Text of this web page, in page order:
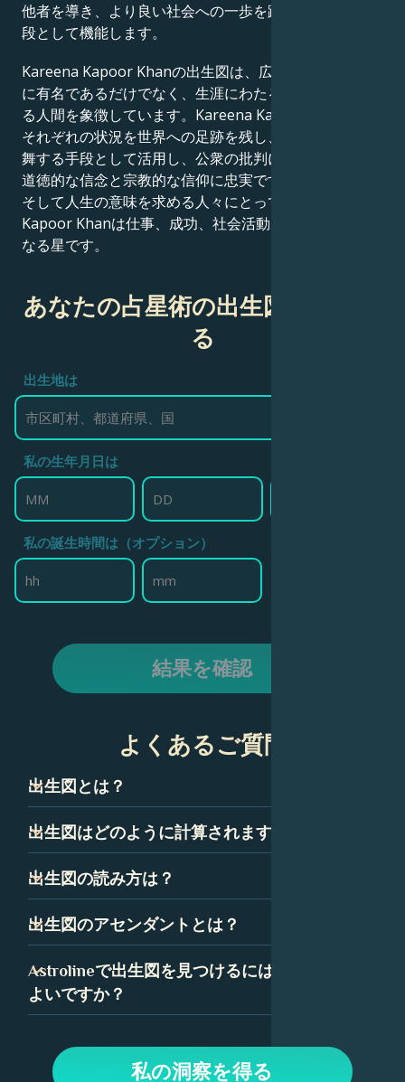
他者を導き、より良い社会への一歩を踏み出すための手
段として機能します。
Kareena Kapoor Khanの出生図は、広義において、単
に有名であるだけでなく、生涯にわたる探求の旅を続け
る人間を象徴しています。Kareena Kapoor Khanは、
それぞれの状況を世界への足跡を残し、周囲の人々を鼓
舞する手段として活用し、公衆の批判にもかかわらず、
道徳的な信念と宗教的な信仰に忠実です。成功、達成、
そして人生の意味を求める人々にとって、Kareena
Kapoor Khanは仕事、成功、社会活動における指針と
なる星です。
あなたの占星術の出生図を作成す
る
出生地は
私の生年月日は
私の誕生時間は（オプション）
結果を確認
よくあるご質問
出生図とは？
出生図は、ネイタルチャートとも呼ばれ、技術的には、あ
なたが生まれた瞬間の空のスナップショットです。星座、
惑星、ハウスを表すいくつかの記号で構成されています。
これらの記号の組み合わせは、あなたの性格と人生の道に
出生図はどのように計算されますか？
出生図は、あなたが生まれた正確な時間、日付、場所に基
づいて計算されます。出生図の精度を確保するために、時
間は可能な限り正確である必要があります。
出生図の読み方は？
出生図を読むことは最初は気が遠くなるように思えるかも
しれませんが、いくつかの簡単な要素に分解できます。惑
星、星座、ハウスはすべて、出生図の中で特定の意味を持
っており、Astrolineでは、各要素の詳細な解釈を見つける
ことができます。
出生図のアセンダントとは？
アセンダント、つまり上昇宮は、あなたが生まれたときに
東の地平線上に昇っていた星座です。あなたの出生図で
は、アセンダントはあなたの人生に対する態度と、あなた
Astrolineで出生図を見つけるにはどうすれば
よいですか？
成します。次に、「出生図」タブに移動して、チャートと
解釈を表示します。上部のオプションを使用して、惑星、
私の洞察を得る